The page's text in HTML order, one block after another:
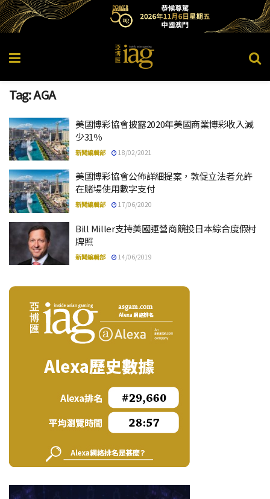
Tag:AGA
美國博彩協會披露2020年美國商業博彩收入減
少31％
新聞編輯部 18/02/2021
美國博彩協會公佈詳細提案，敦促立法者允許
在賭場使用數字支付
新聞編輯部 17/06/2020
Bill Miller支持美國運營商競投日本綜合度假村
牌照
新聞編輯部 14/06/2019